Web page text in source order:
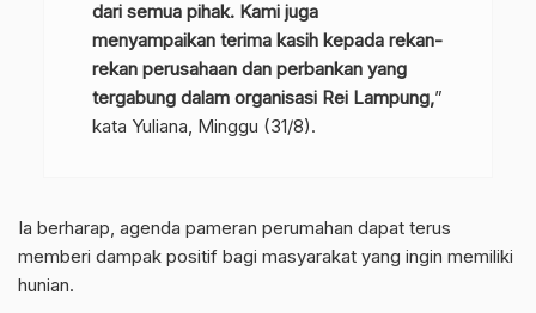
dari semua pihak. Kami juga
menyampaikan terima kasih kepada rekan-
rekan perusahaan dan perbankan yang
tergabung dalam organisasi Rei Lampung,”
kata Yuliana, Minggu (31/8).
Ia berharap, agenda pameran perumahan dapat terus
memberi dampak positif bagi masyarakat yang ingin memiliki
hunian.